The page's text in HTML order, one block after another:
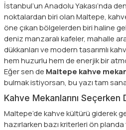
İstanbul’un Anadolu Yakası’nda
noktalardan biri olan Maltepe,
öne çıkan bölgelerden biri haline
deniz manzaralı kafeler, mahalle
dükkanları ve modern tasarımlı
hem huzurlu hem de enerjik bir
Eğer sen de Maltepe kahve
bulmak istiyorsan, bu yazı tam
Kahve Mekanlarını Seçerken
Maltepe’de kahve kültürü giderek
hazırlarken bazı kriterleri ön